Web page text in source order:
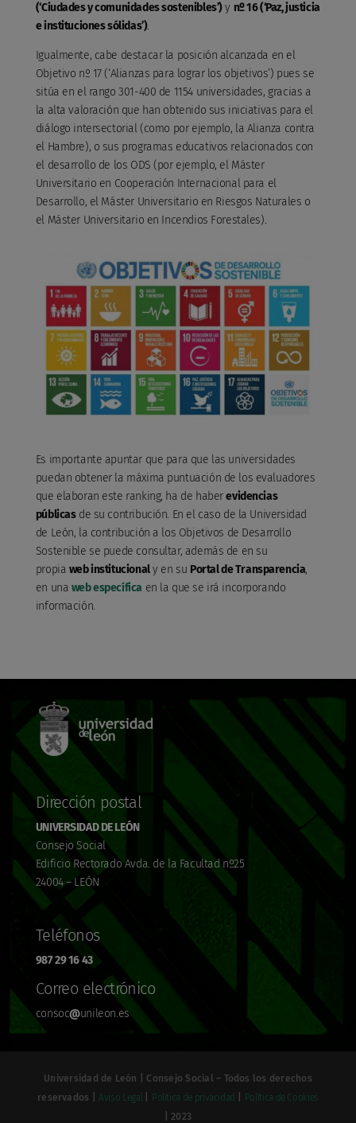
(‘Ciudades y comunidades sostenibles’)y nº 16 (‘Paz, justicia
e instituciones sólidas’).
Igualmente, cabe destacar la posición alcanzada en el
Objetivo nº 17 (‘Alianzas para lograr los objetivos’) pues se
sitúa en el rango 301-400 de 1154 universidades, gracias a
la alta valoración que han obtenido sus iniciativas para el
diálogo intersectorial (como por ejemplo, la Alianza contra
el Hambre), o sus programas educativos relacionados con
el desarrollo de los ODS (por ejemplo, el Máster
Universitario en Cooperación Internacional para el
Desarrollo, el Máster Universitario en Riesgos Naturales o
el Máster Universitario en Incendios Forestales).
Es importante apuntar que para que las universidades
puedan obtener la máxima puntuación de los evaluadores
que elaboran este ranking, ha de haberevidencias
públicasde su contribución. En el caso de la Universidad
de León, la contribución a los Objetivos de Desarrollo
Sostenible se puede consultar, además de en su
propia web institucionaly en su Portal de Transparencia,
en una web específica en la que se irá incorporando
información.
Dirección postal
UNIVERSIDAD DE LEÓN
Consejo Social
Edificio Rectorado Avda. de la Facultad nº25
24004 – LEÓN
Teléfonos
987 29 16 43
Correo electrónico
consoc@unileon.es
Universidad de León | Consejo Social – Todos los derechos
reservados |Aviso Legal| Política de privacidad
Política de Cookies
| 2023